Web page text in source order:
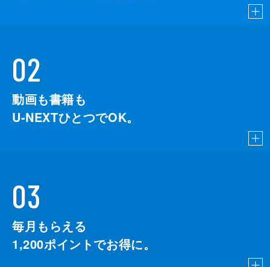
02
動画も書籍も
U-NEXTひとつでOK。
03
毎月もらえる
1,200ポイントでお得に。